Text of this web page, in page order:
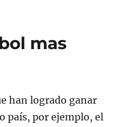
mas
han logrado ganar
país, por ejemplo, el